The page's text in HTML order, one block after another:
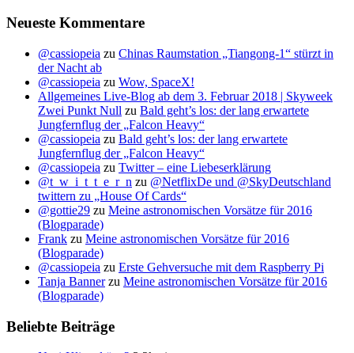
Neueste Kommentare
@cassiopeia zu Chinas Raumstation „Tiangong-1“ stürzt in
der Nacht ab
@cassiopeia zu Wow, SpaceX!
Allgemeines Live-Blog ab dem 3. Februar 2018 | Skyweek
Zwei Punkt Null zu Bald geht’s los: der lang erwartete
Jungfernflug der „Falcon Heavy“
@cassiopeia zu Bald geht’s los: der lang erwartete
Jungfernflug der „Falcon Heavy“
@cassiopeia zu Twitter – eine Liebeserklärung
@t_w_i_t_t_e_r_n zu @NetflixDe und @SkyDeutschland
twittern zu „House Of Cards“
@gottie29 zu Meine astronomischen Vorsätze für 2016
(Blogparade)
Frank zu Meine astronomischen Vorsätze für 2016
(Blogparade)
@cassiopeia zu Erste Gehversuche mit dem Raspberry Pi
Tanja Bannerzu Meine astronomischen Vorsätze für 2016
(Blogparade)
Beliebte Beiträge